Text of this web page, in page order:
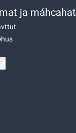
ja máhcahat